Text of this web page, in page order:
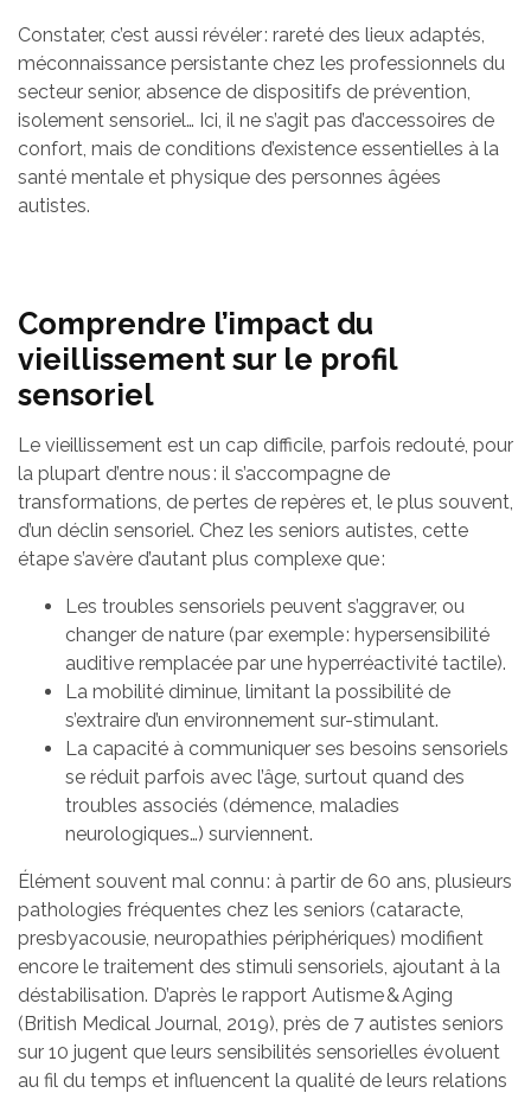
Constater, c’est aussi révéler : rareté des lieux adaptés,
méconnaissance persistante chez les professionnels du
secteur senior, absence de dispositifs de prévention,
isolement sensoriel… Ici, il ne s’agit pas d’accessoires de
confort, mais de conditions d’existence essentielles à la
santé mentale et physique des personnes âgées
autistes.
Comprendre l’impact du
vieillissement sur le profil
sensoriel
Le vieillissement est un cap difficile, parfois redouté, pour
la plupart d’entre nous : il s’accompagne de
transformations, de pertes de repères et, le plus souvent,
d’un déclin sensoriel. Chez les seniors autistes, cette
étape s’avère d’autant plus complexe que :
Les troubles sensoriels peuvent s’aggraver, ou
changer de nature (par exemple : hypersensibilité
auditive remplacée par une hyperréactivité tactile).
La mobilité diminue, limitant la possibilité de
s’extraire d’un environnement sur-stimulant.
La capacité à communiquer ses besoins sensoriels
se réduit parfois avec l’âge, surtout quand des
troubles associés (démence, maladies
neurologiques…) surviennent.
Élément souvent mal connu : à partir de 60 ans, plusieurs
pathologies fréquentes chez les seniors (cataracte,
presbyacousie, neuropathies périphériques) modifient
encore le traitement des stimuli sensoriels, ajoutant à la
déstabilisation. D’après le rapport Autisme & Aging
(British Medical Journal, 2019), près de 7 autistes seniors
sur 10 jugent que leurs sensibilités sensorielles évoluent
au fil du temps et influencent la qualité de leurs relations